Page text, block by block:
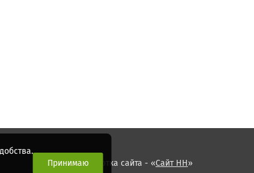
Разработка сайта - «Сайт НН»
Принимаю